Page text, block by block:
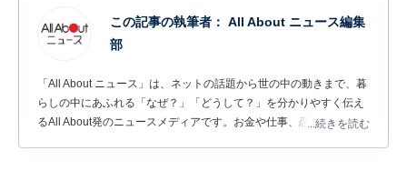
この記事の執筆者： All About ニュース編集
部
「All About ニュース」は、ネットの話題から世の中の動きまで、暮
らしの中にあふれる「なぜ？」「どうして？」を分かりやすく伝え
るAll About発のニュースメディアです。お金や仕事、恋愛、ITに関
...続きを読む